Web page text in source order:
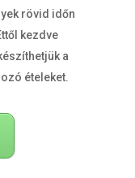
rövid időn
kezdve
a
ételeket.